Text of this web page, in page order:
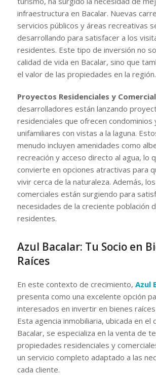
infraestructura en Bacalar. Nuevas
servicios públicos y áreas recreativas
desarrollando para satisfacer a los
residentes. Este tipo de inversión no
calidad de vida en Bacalar, sino que
el valor de las propiedades en la región.
Proyectos Residenciales y
desarrolladores están lanzando
residenciales que ofrecen condominios
unifamiliares con vistas a la laguna.
menudo incluyen amenidades como
recreación y acceso directo al agua, lo
convierte en opciones atractivas para
vivir cerca de la naturaleza. Además,
comerciales están surgiendo para
necesidades de la creciente población
residentes.
Azul Bacalar: Tu Socio en
Raíces
En este contexto de crecimiento, Azul
presenta como una excelente opción
interesados en invertir en bienes
Esta agencia inmobiliaria, ubicada en el
Bacalar, se especializa en la venta de
propiedades residenciales y
un servicio completo adaptado a las
cada cliente.